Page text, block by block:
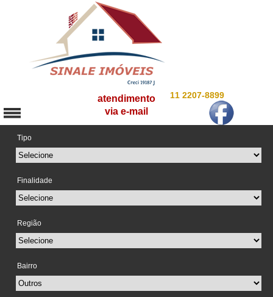
11 2207-8899
atendimento
via e-mail
Tipo
Finalidade
Região
Bairro